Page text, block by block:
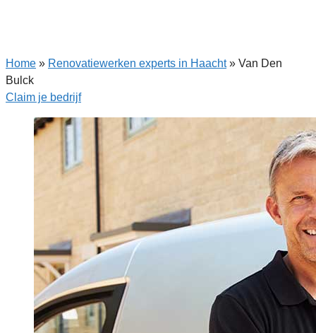
Home » Renovatiewerken experts in Haacht» Van Den
Bulck
Claim je bedrijf